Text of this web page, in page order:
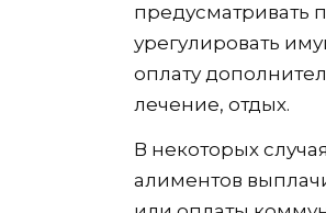
предусматривать
урегулировать
оплату
лечение, отдых.
В некоторых
алиментов